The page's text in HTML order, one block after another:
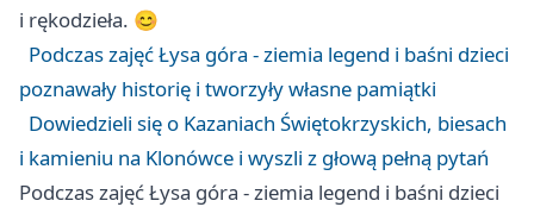
i rękodzieła. 😊
Podczas zajęć Łysa góra - ziemia legend i baśni dzieci
poznawały historię i tworzyły własne pamiątki
Dowiedzieli się o Kazaniach Świętokrzyskich, biesach
i kamieniu na Klonówce i wyszli z głową pełną pytań
Podczas zajęć Łysa góra - ziemia legend i baśni dzieci